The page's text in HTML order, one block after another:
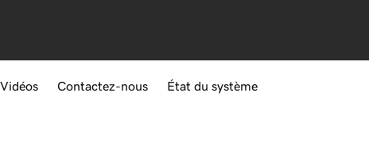
Vidéos Contactez-nous État du système